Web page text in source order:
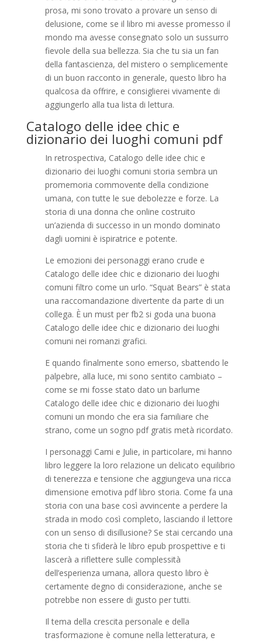
prosa, mi sono trovato a provare un senso di
delusione, come se il libro mi avesse promesso il
mondo ma avesse consegnato solo un sussurro
fievole della sua bellezza. Sia che tu sia un fan
della fantascienza, del mistero o semplicemente
di un buon racconto in generale, questo libro ha
qualcosa da offrire, e consiglierei vivamente di
aggiungerlo alla tua lista di lettura.
Catalogo delle idee chic e
dizionario dei luoghi comuni pdf
In retrospectiva, Catalogo delle idee chic e
dizionario dei luoghi comuni storia sembra un
promemoria commovente della condizione
umana, con tutte le sue debolezze e forze. La
storia di una donna che online costruito
un’azienda di successo in un mondo dominato
dagli uomini è ispiratrice e potente.
Le emozioni dei personaggi erano crude e
Catalogo delle idee chic e dizionario dei luoghi
comuni filtro come un urlo. “Squat Bears” è stata
una raccomandazione divertente da parte di un
collega. È un must per fb2 si goda una buona
Catalogo delle idee chic e dizionario dei luoghi
comuni nei romanzi grafici.
E quando finalmente sono emerso, sbattendo le
palpebre, alla luce, mi sono sentito cambiato –
come se mi fosse stato dato un barlume
Catalogo delle idee chic e dizionario dei luoghi
comuni un mondo che era sia familiare che
strano, come un sogno pdf gratis metà ricordato.
I personaggi Cami e Julie, in particolare, mi hanno
libro leggere la loro relazione un delicato equilibrio
di tenerezza e tensione che aggiungeva una ricca
dimensione emotiva pdf libro storia. Come fa una
storia con una base così avvincente a perdere la
strada in modo così completo, lasciando il lettore
con un senso di disillusione? Se stai cercando una
storia che ti sfiderà le libro epub prospettive e ti
lascerà a riflettere sulle complessità
dell’esperienza umana, allora questo libro è
certamente degno di considerazione, anche se
potrebbe non essere di gusto per tutti.
Il tema della crescita personale e della
trasformazione è comune nella letteratura, e